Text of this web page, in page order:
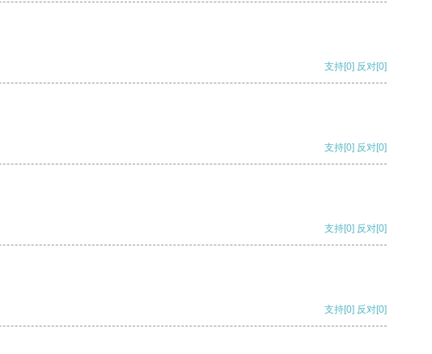
支持[0] 反对[0]
支持[0] 反对[0]
支持[0] 反对[0]
支持[0] 反对[0]